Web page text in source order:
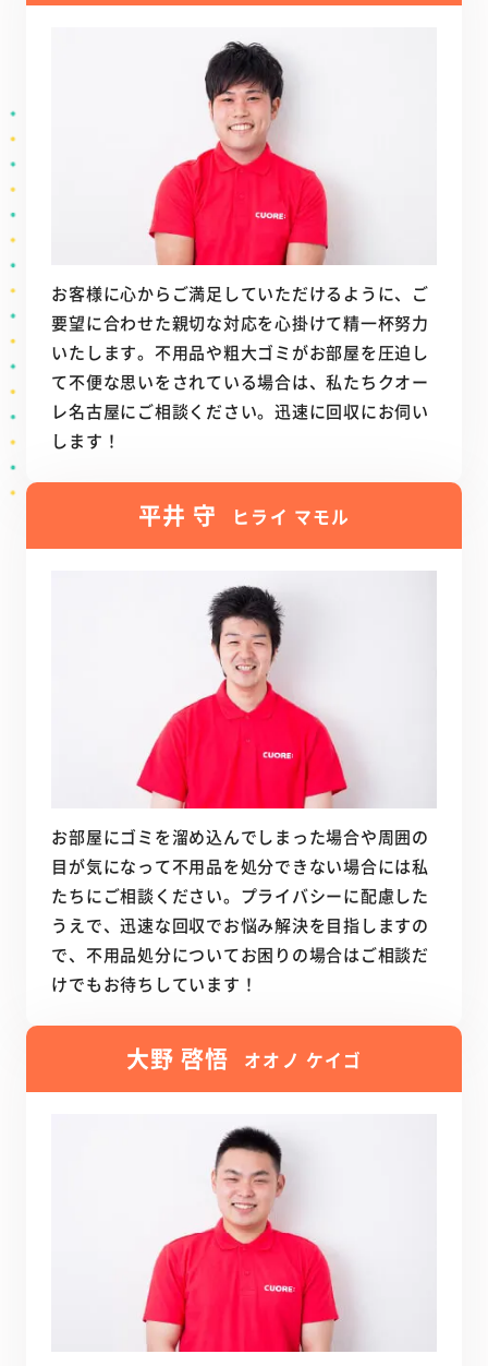
お客様に心からご満足していただけるように、ご
要望に合わせた親切な対応を心掛けて精一杯努力
いたします。不用品や粗大ゴミがお部屋を圧迫し
て不便な思いをされている場合は、私たちクオー
レ名古屋にご相談ください。迅速に回収にお伺い
します！
平井 守 ヒライ マモル
お部屋にゴミを溜め込んでしまった場合や周囲の
目が気になって不用品を処分できない場合には私
たちにご相談ください。プライバシーに配慮した
うえで、迅速な回収でお悩み解決を目指しますの
で、不用品処分についてお困りの場合はご相談だ
けでもお待ちしています！
大野 啓悟 オオノ ケイゴ